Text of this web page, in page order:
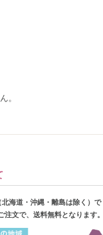
。
海道・沖縄・離島は除く）で
注文で、送料無料となります。